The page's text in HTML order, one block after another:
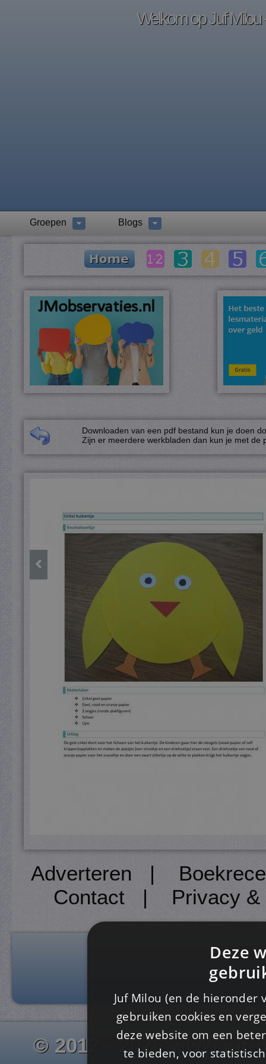
Welkom op Juf Milou
Groepen Blogs
Downloaden van een pdf bestand kun je doen
Zijn er meerdere werkbladen dan kun je met de
Adverteren |
Contact| Privacy
© 2012 - 2026
Deze
Juf Milou (en de
gebruiken cookies en
deze website om een
te bieden, voor